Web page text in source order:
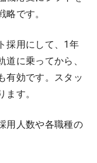
です。
採用にして、1年
に乗ってから、
有効です。スタッ
す。
用人数や各職種の